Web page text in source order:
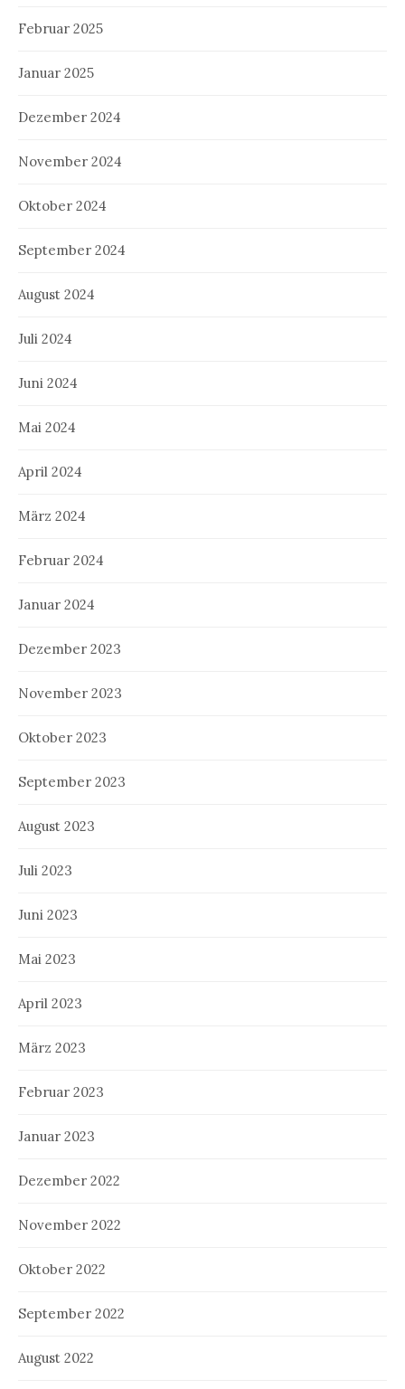
Februar 2025
Januar 2025
Dezember 2024
November 2024
Oktober 2024
September 2024
August 2024
Juli 2024
Juni 2024
Mai 2024
April 2024
März 2024
Februar 2024
Januar 2024
Dezember 2023
November 2023
Oktober 2023
September 2023
August 2023
Juli 2023
Juni 2023
Mai 2023
April 2023
März 2023
Februar 2023
Januar 2023
Dezember 2022
November 2022
Oktober 2022
September 2022
August 2022